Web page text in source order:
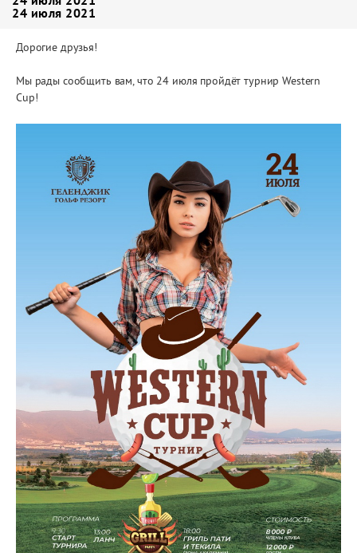
24 июля 2021
Дорогие друзья!
Мы рады сообщить вам, что 24 июля пройдёт турнир Western
Cup!